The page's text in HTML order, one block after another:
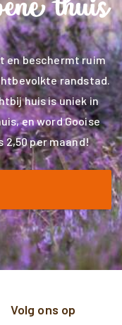
en beschermt ruim
randstad.
huis is uniek in
en word Gooise
2,50 per maand!
Volg ons op